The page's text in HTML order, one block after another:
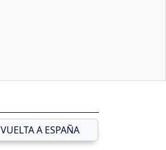
VUELTA A ESPAÑA